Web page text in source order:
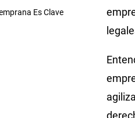
Es Clave